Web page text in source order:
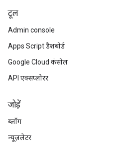
टूल
Admin console
Apps Script डैशबोर्ड
Google Cloud कंसोल
API एक्सप्लोरर
जोड़ें
ब्लॉग
न्यूज़लेटर